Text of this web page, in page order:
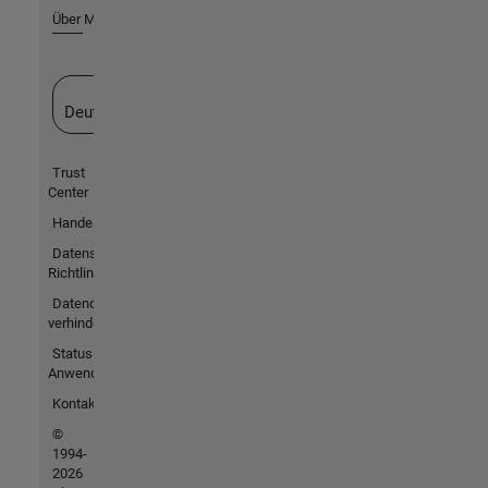
Über MathWorks
Deutschland
Trust
Center
Handelsmarken
Datenschutz-
Richtlinien
Datendiebstahl
verhindern
Status von
Anwendungen
Kontakt
©
1994-
2026